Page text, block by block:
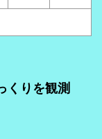
くりを観測